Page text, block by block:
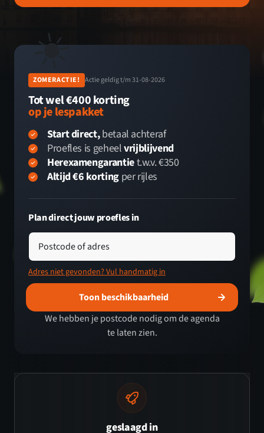
☀️
ZOMERACTIE! Actie geldig t/m 31-08-2026
Tot wel €400 korting
op je lespakket
Start direct,betaal achteraf
Proefles is geheelvrijblijvend
Herexamengarantiet.w.v. €350
Altijd €6 kortingper rijles
Plan direct jouw proefles in
Postcode of adres
Adres niet gevonden? Vul handmatig in
Toon beschikbaarheid
We hebben je postcode nodig om de agenda
te laten zien.
geslaagd in